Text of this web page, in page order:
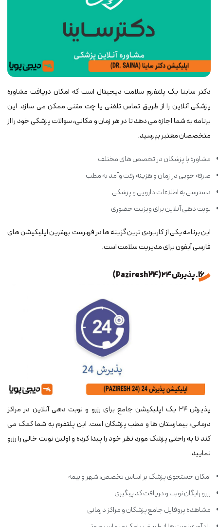
دکتر ساینا یک پلتفرم سلامت دیجیتال است که امکان دریافت مشاوره
پزشکی آنلاین را از طریق تماس تلفنی یا چت متنی ممکن می سازد. این
برنامه به شما اجازه می دهد تا در هر زمان و مکانی، سوالات پزشکی خود را از
متخصصان معتبر بپرسید.
مشاوره با پزشکان در تخصص های مختلف
صرفه جویی در زمان و هزینه رفت وآمد به مطب
دسترسی به اطلاعات دارویی و پزشکی
نوبت دهی آنلاین برای ویزیت حضوری
این برنامه یکی از کاربردی ترین گزینه ها در فهرست بهترین اپلیکیشن های
فارسی آیفون برای مدیریت سلامت است.
16. پذیرش ۲۴ (Paziresh 24)
پذیرش ۲۴ یک اپلیکیشن جامع برای رزرو و نوبت دهی آنلاین در مراکز
درمانی، بیمارستان ها و مطب پزشکان است. این پلتفرم به شما کمک می
کند تا به راحتی پزشک مورد نظر خود را پیدا کرده و اولین نوبت خالی را رزرو
نمایید.
امکان جستجوی پزشک بر اساس تخصص، شهر و بیمه
رزرو رایگان نوبت و دریافت کد پیگیری
مشاهده پروفایل جامع پزشکان و مراکز درمانی